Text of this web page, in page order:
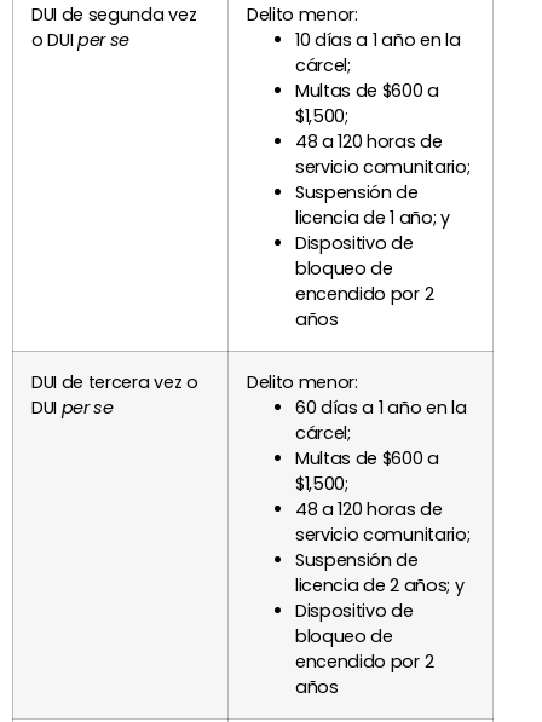
DUI de segunda vez
o DUIper se
Delito menor:
10 días a 1 año en la
cárcel;
Multas de $600 a
$1,500;
48 a 120 horas de
servicio comunitario;
Suspensión de
licencia de 1 año; y
Dispositivo de
bloqueo de
encendido por 2
años
DUI de tercera vez o
DUI per se
Delito menor:
60 días a 1 año en la
cárcel;
Multas de $600 a
$1,500;
48 a 120 horas de
servicio comunitario;
Suspensión de
licencia de 2 años; y
Dispositivo de
bloqueo de
encendido por 2
años